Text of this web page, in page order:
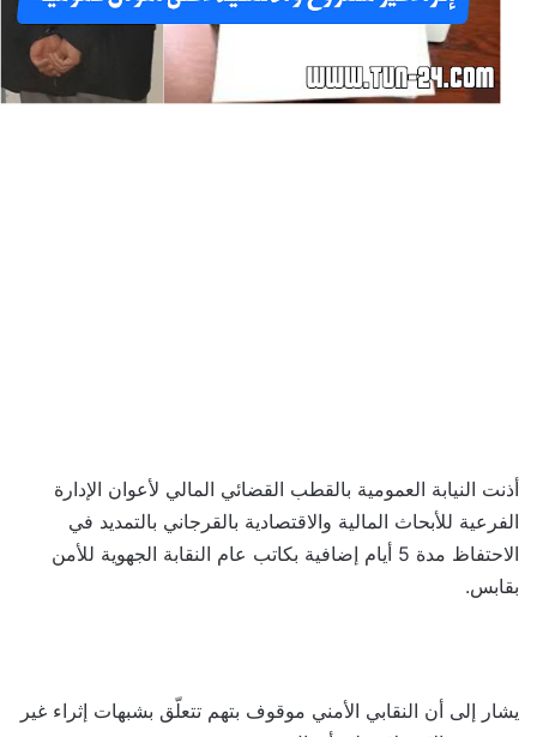
أذنت النيابة العمومية بالقطب القضائي المالي لأعوان الإدارة
الفرعية للأبحاث المالية والاقتصادية بالقرجاني بالتمديد في
الاحتفاظ مدة 5 أيام إضافية بكاتب عام النقابة الجهوية للأمن
بقابس.
يشار إلى أن النقابي الأمني موقوف بتهم تتعلّق بشبهات إثراء غير